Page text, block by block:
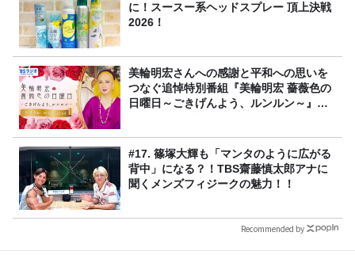
に！スースー系ヘッドスプレー 頂上決戦
2026！
美輪明宏さんへの感謝と平和への思いを
つなぐ追悼特別番組『美輪明宏 薔薇色の
日曜日～ごきげんよう、ルンルン～』
#17. 篠塚大輝も「マンタのように広がる
背中」になる？！TBS齋藤慎太郎アナに
聞くメンズフィジークの魅力！！
Recommended by